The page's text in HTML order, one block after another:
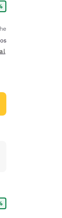
totales